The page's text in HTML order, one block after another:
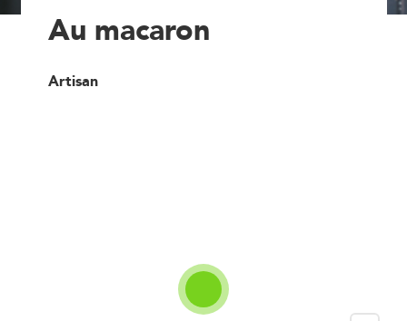
Au macaron
Artisan